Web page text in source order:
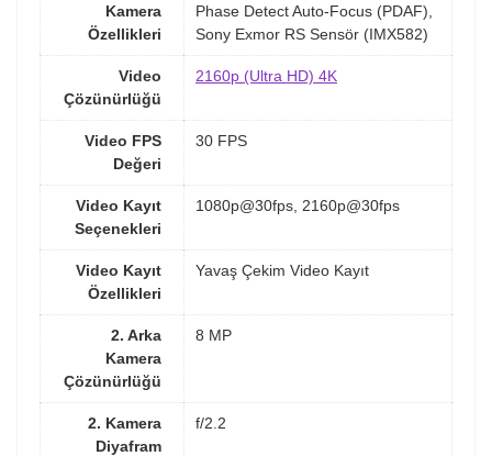
Kamera
Özellikleri
Phase Detect Auto-Focus (PDAF),
Sony Exmor RS Sensör (IMX582)
Video
Çözünürlüğü
2160p (Ultra HD) 4K
Video FPS
Değeri
30 FPS
Video Kayıt
Seçenekleri
1080p@30fps, 2160p@30fps
Video Kayıt
Özellikleri
Yavaş Çekim Video Kayıt
2. Arka
Kamera
Çözünürlüğü
8 MP
2. Kamera
Diyafram
f/2.2